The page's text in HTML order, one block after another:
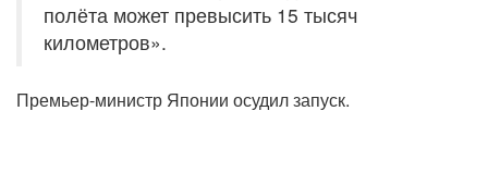
полёта может превысить 15 тысяч
километров».
Премьер-министр Японии осудил запуск.